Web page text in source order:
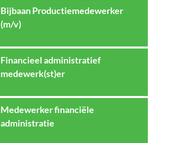
Bijbaan Productiemedewerker
(m/v)
Financieel administratief
medewerk(st)er
Medewerker financiële
administratie